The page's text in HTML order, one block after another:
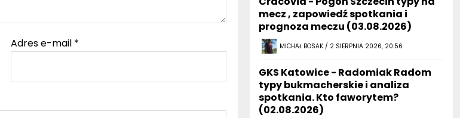
Adres e-mail *
mecz , zapowiedź spotkania i
prognoza meczu (03.08.2026)
MICHAŁ BOSAK / 2 SIERPNIA 2026, 20:56
GKS Katowice - Radomiak Radom
typy bukmacherskie i analiza
spotkania. Kto faworytem?
(02.08.2026)